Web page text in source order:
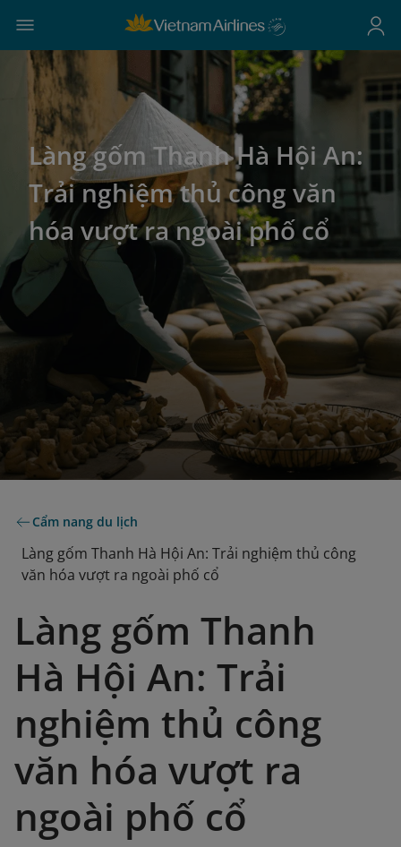
Làng gốm Thanh Hà Hội An:
Trải nghiệm thủ công văn
hóa vượt ra ngoài phố cổ
Cẩm nang du lịch
Làng gốm Thanh Hà Hội An: Trải nghiệm thủ công
văn hóa vượt ra ngoài phố cổ
Làng gốm Thanh
Hà Hội An: Trải
nghiệm thủ công
văn hóa vượt ra
ngoài phố cổ